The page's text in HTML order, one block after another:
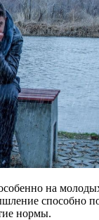
на
способно
нормы.